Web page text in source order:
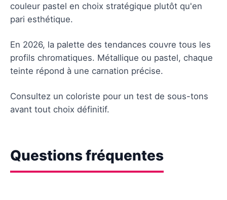
couleur pastel en choix stratégique plutôt qu'en
pari esthétique.
En 2026, la palette des tendances couvre tous les
profils chromatiques. Métallique ou pastel, chaque
teinte répond à une carnation précise.
Consultez un coloriste pour un test de sous-tons
avant tout choix définitif.
Questions fréquentes